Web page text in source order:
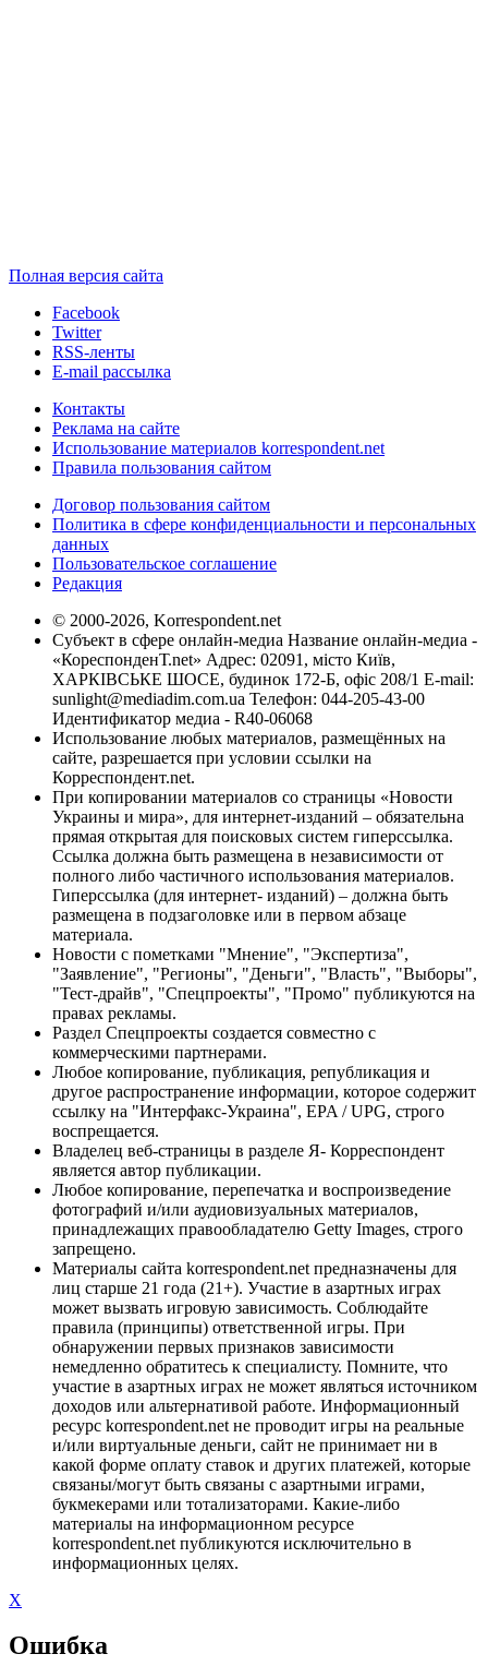
Полная версия сайта
Facebook
Twitter
RSS-ленты
E-mail рассылка
Контакты
Реклама на сайте
Использование материалов korrespondent.net
Правила пользования сайтом
Договор пользования сайтом
Политика в сфере конфиденциальности и персональных
данных
Пользовательское соглашение
Редакция
© 2000-2026, Korrespondent.net
Субъект в сфере онлайн-медиа Название онлайн-медиа -
«КореспонденТ.net» Адрес: 02091, місто Київ,
ХАРКІВСЬКЕ ШОСЕ, будинок 172-Б, офіс 208/1 E-mail:
sunlight@mediadim.com.ua Телефон: 044-205-43-00
Идентификатор медиа - R40-06068
Использование любых материалов, размещённых на
сайте, разрешается при условии ссылки на
Корреспондент.net.
При копировании материалов со страницы «Новости
Украины и мира», для интернет-изданий – обязательна
прямая открытая для поисковых систем гиперссылка.
Ссылка должна быть размещена в независимости от
полного либо частичного использования материалов.
Гиперссылка (для интернет- изданий) – должна быть
размещена в подзаголовке или в первом абзаце
материала.
Новости с пометками "Мнение", "Экспертиза",
"Заявление", "Регионы", "Деньги", "Власть", "Выборы",
"Тест-драйв", "Спецпроекты", "Промо" публикуются на
правах рекламы.
Раздел Спецпроекты создается совместно с
коммерческими партнерами.
Любое копирование, публикация, републикация и
другое распространение информации, которое содержит
ссылку на "Интерфакс-Украина", EPA / UPG, строго
воспрещается.
Владелец веб-страницы в разделе Я- Корреспондент
является автор публикации.
Любое копирование, перепечатка и воспроизведение
фотографий и/или аудиовизуальных материалов,
принадлежащих правообладателю Getty Images, строго
запрещено.
Материалы сайта korrespondent.net предназначены для
лиц старше 21 года (21+). Участие в азартных играх
может вызвать игровую зависимость. Соблюдайте
правила (принципы) ответственной игры. При
обнаружении первых признаков зависимости
немедленно обратитесь к специалисту. Помните, что
участие в азартных играх не может являться источником
доходов или альтернативой работе. Информационный
ресурс korrespondent.net не проводит игры на реальные
и/или виртуальные деньги, сайт не принимает ни в
какой форме оплату ставок и других платежей, которые
связаны/могут быть связаны с азартными играми,
букмекерами или тотализаторами. Какие-либо
материалы на информационном ресурсе
korrespondent.net публикуются исключительно в
информационных целях.
X
Ошибка